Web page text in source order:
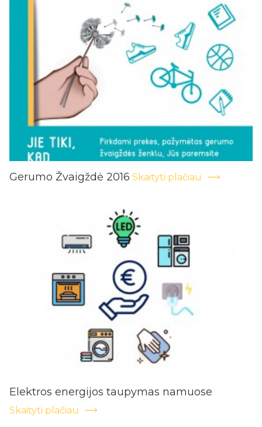
Gerumo Žvaigždė 2016 Skaityti plačiau
Elektros energijos taupymas namuose
Skaityti plačiau